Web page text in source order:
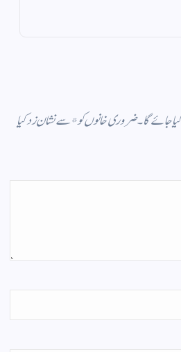
جائے گا۔ضروری خانوں کو*سے نشان زد کیا